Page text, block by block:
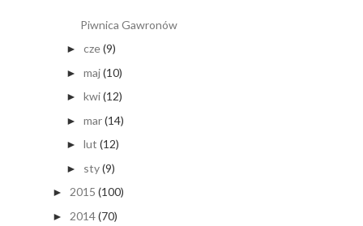
Piwnica Gawronów
► cze(9)
► maj(10)
► kwi(12)
► mar(14)
► lut (12)
► sty(9)
► 2015 (100)
► 2014(70)